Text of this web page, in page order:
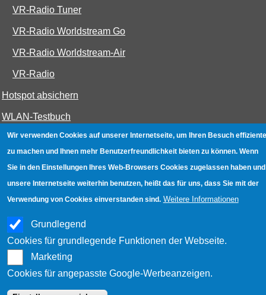
VR-Radio Tuner
VR-Radio Worldstream Go
VR-Radio Worldstream-Air
VR-Radio
Hotspot absichern
WLAN-Testbuch
Datenschutz|Impressum|Kontakt
Wir verwenden Cookies auf unserer Internetseite, um Ihren Besuch
zu machen und Ihnen mehr Benutzerfreundlichkeit bieten zu können. Wenn
Sie in den Einstellungen Ihres Web-Browsers Cookies zugelassen haben und
unsere Internetseite weiterhin benutzen, heißt das für uns, dass Sie mit der
Verwendung von Cookies einverstanden sind. Weitere Informationen
Grundlegend
Cookies für grundlegende Funktionen der Webseite.
Marketing
Cookies für angepasste Google-Werbeanzeigen.